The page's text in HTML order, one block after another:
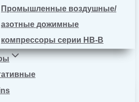
Промышленные воздушные/
азотные дожимные
компрессоры серии HB-B